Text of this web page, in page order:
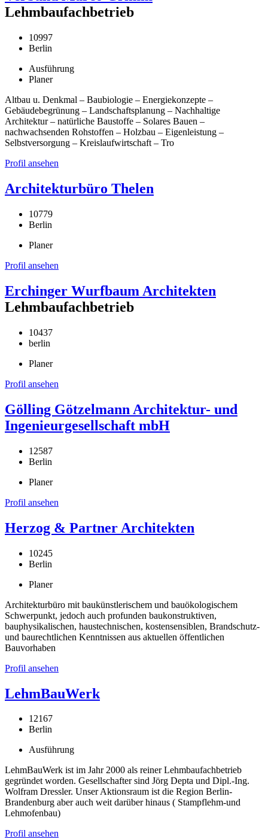
Lehmbaufachbetrieb
10997
Berlin
Ausführung
Planer
Altbau u. Denkmal – Baubiologie – Energiekonzepte –
Gebäudebegrünung – Landschaftsplanung – Nachhaltige
Architektur – natürliche Baustoffe – Solares Bauen –
nachwachsenden Rohstoffen – Holzbau – Eigenleistung –
Selbstversorgung – Kreislaufwirtschaft – Tro
Profil ansehen
Architekturbüro Thelen
10779
Berlin
Planer
Profil ansehen
Erchinger Wurfbaum Architekten
Lehmbaufachbetrieb
10437
berlin
Planer
Profil ansehen
Gölling Götzelmann Architektur- und
Ingenieurgesellschaft mbH
12587
Berlin
Planer
Profil ansehen
Herzog & Partner Architekten
10245
Berlin
Planer
Architekturbüro mit baukünstlerischem und bauökologischem
Schwerpunkt, jedoch auch profunden baukonstruktiven,
bauphysikalischen, haustechnischen, kostensensiblen, Brandschutz-
und baurechtlichen Kenntnissen aus aktuellen öffentlichen
Bauvorhaben
Profil ansehen
LehmBauWerk
12167
Berlin
Ausführung
LehmBauWerk ist im Jahr 2000 als reiner Lehmbaufachbetrieb
gegründet worden. Gesellschafter sind Jörg Depta und Dipl.-Ing.
Wolfram Dressler. Unser Aktionsraum ist die Region Berlin-
Brandenburg aber auch weit darüber hinaus ( Stampflehm-und
Lehmofenbau)
Profil ansehen